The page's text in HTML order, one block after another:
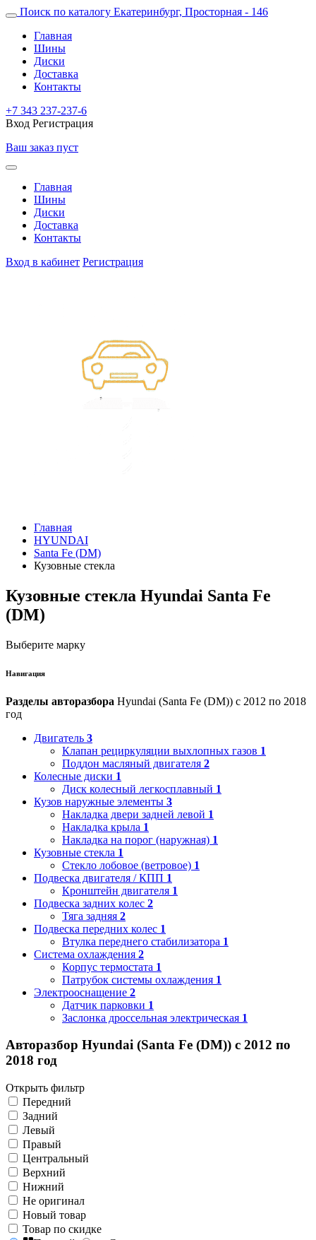
Поиск по каталогу Екатеринбург, Просторная - 146
Главная
Шины
Диски
Доставка
Контакты
+7 343 237-237-6
Вход Регистрация
Ваш заказ пуст
Главная
Шины
Диски
Доставка
Контакты
Вход в кабинет Регистрация
Главная
HYUNDAI
Santa Fe (DM)
Кузовные стекла
Кузовные стекла Hyundai Santa Fe
(DM)
Выберите марку
Навигация
Разделы авторазбора Hyundai (Santa Fe (DM)) с 2012 по 2018
год
Двигатель 3
Клапан рециркуляции выхлопных газов 1
Поддон масляный двигателя 2
Колесные диски 1
Диск колесный легкосплавный 1
Кузов наружные элементы 3
Накладка двери задней левой 1
Накладка крыла 1
Накладка на порог (наружная) 1
Кузовные стекла 1
Стекло лобовое (ветровое) 1
Подвеска двигателя / КПП 1
Кронштейн двигателя 1
Подвеска задних колес 2
Тяга задняя 2
Подвеска передних колес 1
Втулка переднего стабилизатора 1
Система охлаждения 2
Корпус термостата 1
Патрубок системы охлаждения 1
Электрооснащение 2
Датчик парковки 1
Заслонка дроссельная электрическая 1
Авторазбор Hyundai (Santa Fe (DM)) с 2012 по
2018 год
Открыть фильтр
Передний
Задний
Левый
Правый
Центральный
Верхний
Нижний
Не оригинал
Новый товар
Товар по скидке